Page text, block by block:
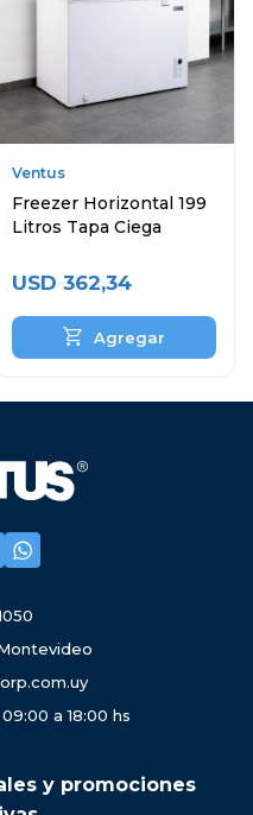
Ventus
Freezer Horizontal 199
Litros Tapa Ciega
USD 362,34

a 18:00 hs
y promociones